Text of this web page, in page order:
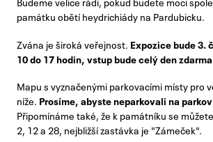
památku obětí heydrichiády na Pardubicku.
Zvána je široká veřejnost. Expozice bude 3.
10 do 17 hodin, vstup bude celý den
Mapu s vyznačenými parkovacími místy pro
níže. Prosíme, abyste neparkovali na
Připomínáme také, že k památníku se
2, 12 a 28, nejbližší zastávka je "Zámeček".